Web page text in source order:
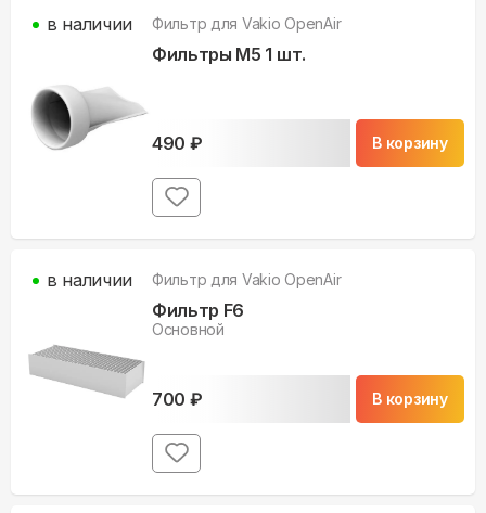
Фильтр для Vakio OpenAir
Фильтры M5 1 шт.
490 ₽ В корзину
в наличии
Фильтр для Vakio OpenAir
Фильтр F6
Основной
700 ₽ В корзину
в наличии